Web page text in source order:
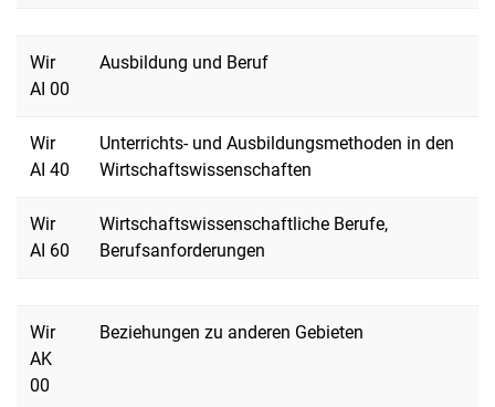
Wir
AI 00
Ausbildung und Beruf
Wir
AI 40
Unterrichts- und Ausbildungsmethoden in den
Wirtschaftswissenschaften
Wir
AI 60
Wirtschaftswissenschaftliche Berufe,
Berufsanforderungen
Wir
AK
00
Beziehungen zu anderen Gebieten